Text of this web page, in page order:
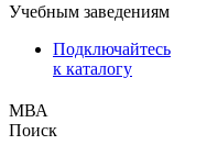
Учебным заведениям
Подключайтесь
к каталогу
МВА
Поиск